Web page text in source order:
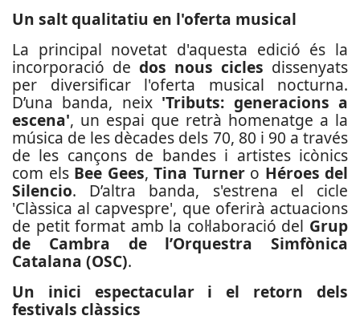
Un salt qualitatiu en l'oferta musical
La principal novetat d'aquesta edició és la
incorporació de dos nous cicles dissenyats
per diversificar l'oferta musical nocturna.
D’una banda, neix 'Tributs: generacions a
escena', un espai que retrà homenatge a la
música de les dècades dels 70, 80 i 90 a través
de les cançons de bandes i artistes icònics
com els Bee Gees, Tina Turnero Héroes del
Silencio. D’altra banda, s'estrena el cicle
'Clàssica al capvespre', que oferirà actuacions
de petit format amb la col·laboració del Grup
de Cambra de l’Orquestra Simfònica
Catalana (OSC).
Un inici espectacular i el retorn dels
festivals clàssics